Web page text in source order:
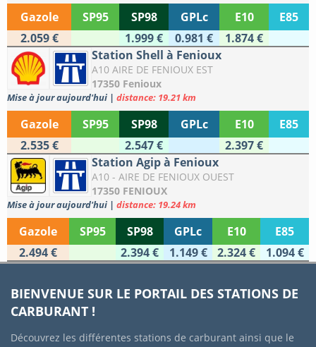
Gazole SP95 SP98 GPLc E10
E85
2.059 €
1.999 € 0.981 €
1.874 €
Station Shell à Fenioux
A10 AIRE DE FENIOUX EST
17350 Fenioux
Mise à jour aujourd'hui | distance: 19.21 km
Gazole SP95 SP98 GPLc E10
E85
2.535 €
2.547 €
2.397 €
Station Agip à Fenioux
A10 - AIRE DE FENIOUX OUEST
17350 FENIOUX
Mise à jour aujourd'hui | distance: 19.24 km
Gazole SP95 SP98 GPLc E10
E85
2.494 €
2.394 € 1.149 € 2.324 € 1.094 €
BIENVENUE SUR LE PORTAIL DES STATIONS DE
CARBURANT !
Découvrez les différentes stations de carburant ainsi que le